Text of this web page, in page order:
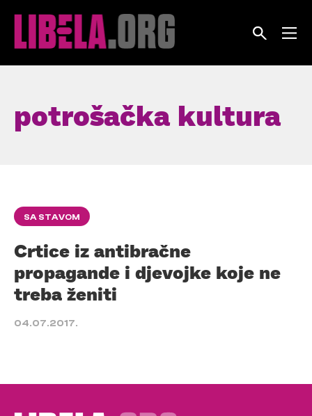
potrošačka kultura
SA STAVOM
Crtice iz antibračne
propagande i djevojke koje ne
treba ženiti
04.07.2017.